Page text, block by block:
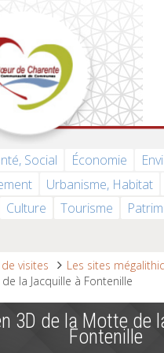
Social Économie
Urbanisme, Habitat
Culture Tourisme
visites Les sites
la Jacquille à Fontenille
3D de la Motte de
Fontenille